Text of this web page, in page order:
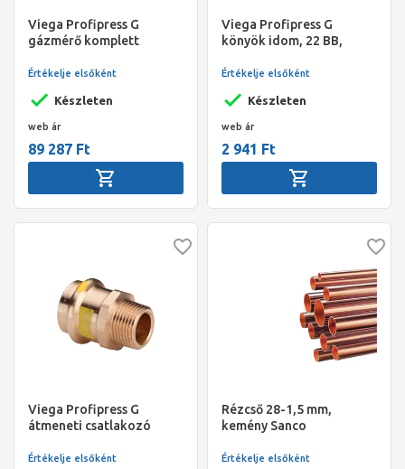
Viega Profipress G
gázmérő komplett
gázcsappal, préselhető,
Készleten
Értékelje elsőként
web ár
89 287 Ft
Viega Profipress G
könyök idom, 22 BB,
vörösréz, gázra
Készleten
Értékelje elsőként
web ár
2 941 Ft
Viega Profipress G
átmeneti csatlakozó
3/4" KM, préselhető, SC-
Értékelje elsőként
Rézcső 28-1,5 mm,
kemény Sanco
Értékelje elsőként